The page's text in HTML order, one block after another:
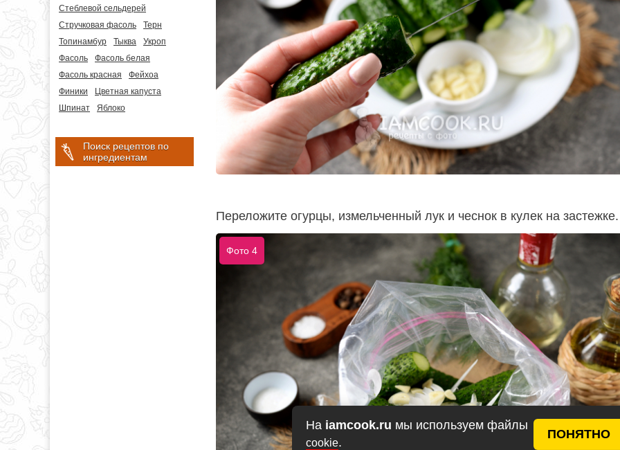
На iamcook.ru мы используем файлы
cookie.
ПОНЯТНО
Стеблевой сельдерей
Стручковая фасоль
Терн
Топинамбур
Тыква
Укроп
Фасоль
Фасоль белая
Фасоль красная
Фейхоа
Финики
Цветная капуста
Шпинат
Яблоко
Поиск рецептов по
ингредиентам
Переложите огурцы, измельченный лук и чеснок в кулек на застежке.
Фото 4